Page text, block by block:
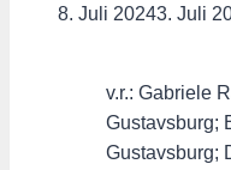
8. Juli 20243. Juli
v.r.: Gabriele
Gustavsburg;
Gustavsburg;